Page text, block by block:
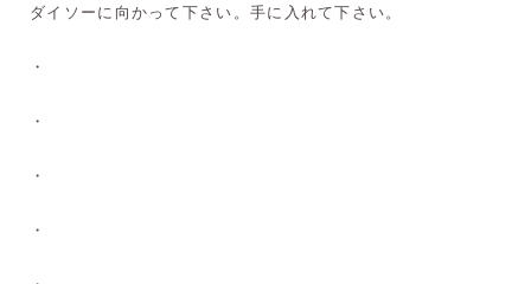
ダイソーに向かって下さい。手に入れて下さい。
・
・
・
・